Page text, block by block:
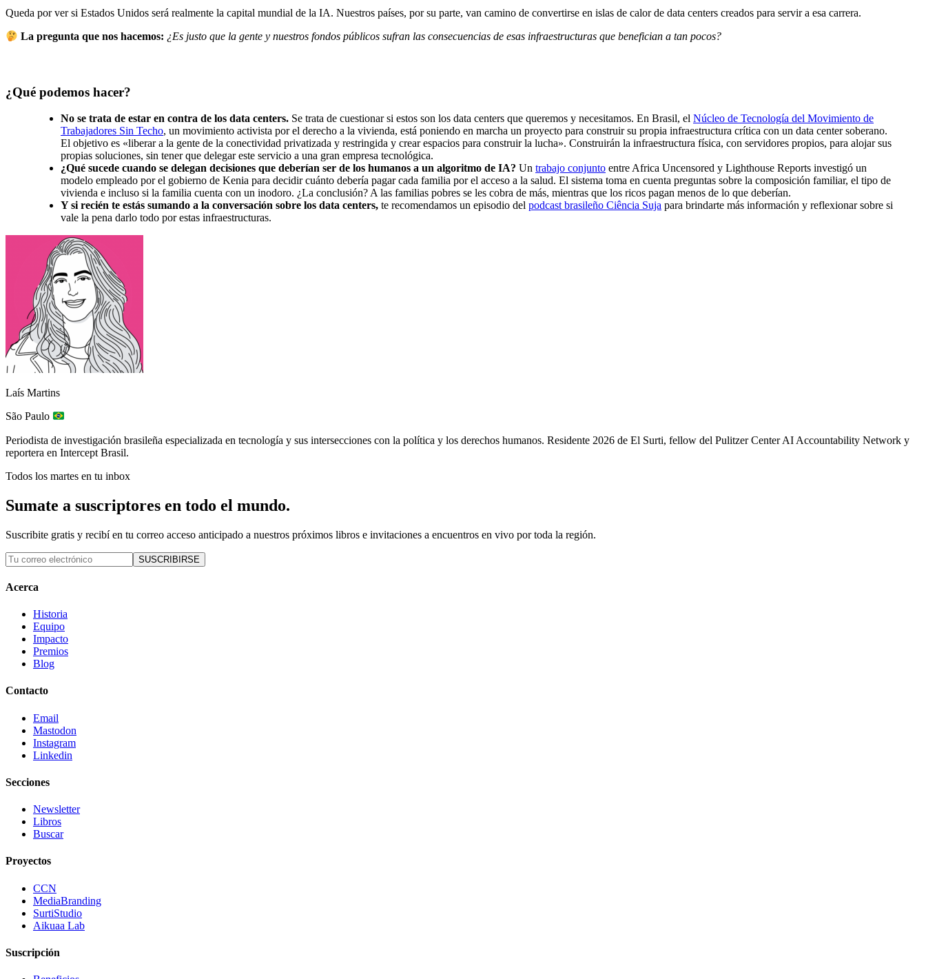
Queda por ver si Estados Unidos será realmente la capital mundial de la IA. Nuestros países, por su parte, van camino de convertirse en islas de calor de data centers creados para servir a esa carrera.
La pregunta que nos hacemos: ¿Es justo que la gente y nuestros fondos públicos sufran las consecuencias de esas infraestructuras que benefician a tan pocos?
¿Qué podemos hacer?
No se trata de estar en contra de los data centers. Se trata de cuestionar si estos son los data centers que queremos y necesitamos. En Brasil, el Núcleo de Tecnología del Movimiento de
Trabajadores Sin Techo, un movimiento activista por el derecho a la vivienda, está poniendo en marcha un proyecto para construir su propia infraestructura crítica con un data center soberano.
El objetivo es «liberar a la gente de la conectividad privatizada y restringida y crear espacios para construir la lucha». Construirán la infraestructura física, con servidores propios, para alojar sus
propias soluciones, sin tener que delegar este servicio a una gran empresa tecnológica.
¿Qué sucede cuando se delegan decisiones que deberían ser de los humanos a un algoritmo de IA? Un trabajo conjunto entre Africa Uncensored y Lighthouse Reports investigó un
modelo empleado por el gobierno de Kenia para decidir cuánto debería pagar cada familia por el acceso a la salud. El sistema toma en cuenta preguntas sobre la composición familiar, el tipo de
vivienda e incluso si la familia cuenta con un inodoro. ¿La conclusión? A las familias pobres se les cobra de más, mientras que los ricos pagan menos de lo que deberían.
Y si recién te estás sumando a la conversación sobre los data centers, te recomendamos un episodio del podcast brasileño Ciência Suja para brindarte más información y reflexionar sobre si
vale la pena darlo todo por estas infraestructuras.
Laís Martins
São Paulo
Periodista de investigación brasileña especializada en tecnología y sus intersecciones con la política y los derechos humanos. Residente 2026 de El Surti, fellow del Pulitzer Center AI Accountability Network y
reportera en Intercept Brasil.
Todos los martes en tu inbox
Sumate a suscriptores en todo el mundo.
Suscribite gratis y recibí en tu correo acceso anticipado a nuestros próximos libros e invitaciones a encuentros en vivo por toda la región.
SUSCRIBIRSE
Acerca
Historia
Equipo
Impacto
Premios
Blog
Contacto
Email
Mastodon
Instagram
Linkedin
Secciones
Newsletter
Libros
Buscar
Proyectos
CCN
MediaBranding
SurtiStudio
Aikuaa Lab
Suscripción